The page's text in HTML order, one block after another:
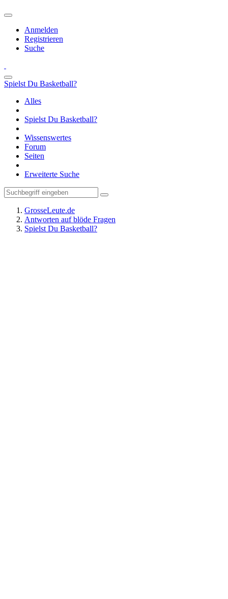
Anmelden
Registrieren
Suche
Spielst Du Basketball?
Alles
Spielst Du Basketball?
Wissenswertes
Forum
Seiten
Erweiterte Suche
GrosseLeute.de
Antworten auf blöde Fragen
Spielst Du Basketball?